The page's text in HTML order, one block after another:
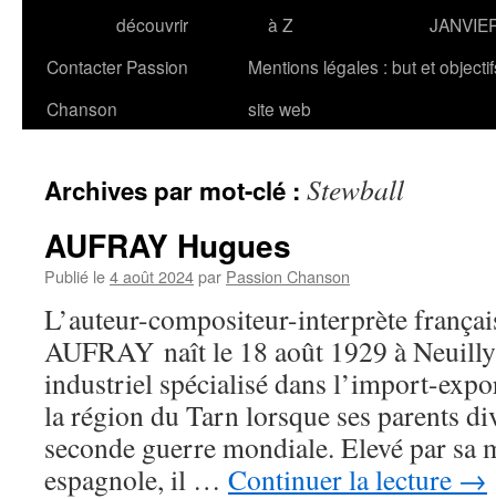
découvrir
à Z
Contacter Passion
Chanson
Mentions légales : but et
site web
Archives par mot-clé : Stewball
AUFRAY Hugues
Publié le4 août 2024par Passion Chanson
L’auteur-compositeur-interprète
AUFRAY naît le 18 août 1929 à
industriel spécialisé dans l’import-
la région du Tarn lorsque ses parents
seconde guerre mondiale. Elevé par sa
espagnole, il … Continuer la lecture →